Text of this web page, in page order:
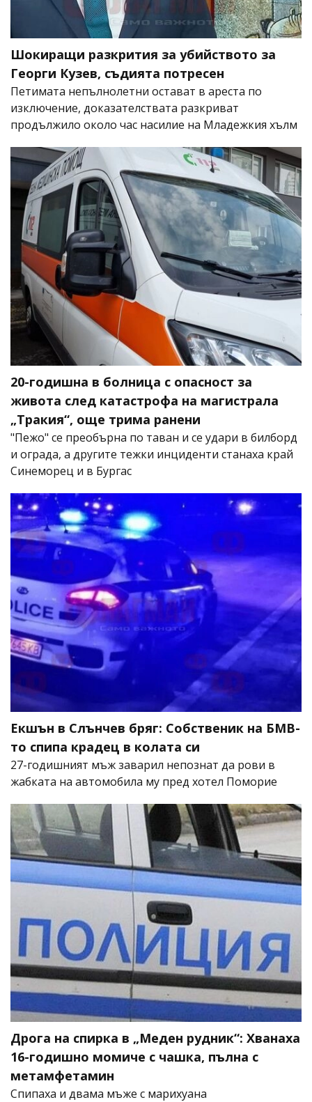
Шокиращи разкрития за убийството за
Георги Кузев, съдията потресен
Петимата непълнолетни остават в ареста по
изключение, доказателствата разкриват
продължило около час насилие на Младежкия хълм
20-годишна в болница с опасност за
живота след катастрофа на магистрала
„Тракия“, още трима ранени
"Пежо" се преобърна по таван и се удари в билборд
и ограда, а другите тежки инциденти станаха край
Синеморец и в Бургас
Екшън в Слънчев бряг: Собственик на БМВ-
то спипа крадец в колата си
27-годишният мъж заварил непознат да рови в
жабката на автомобила му пред хотел Поморие
Дрога на спирка в „Меден рудник“: Хванаха
16-годишно момиче с чашка, пълна с
метамфетамин
Спипаха и двама мъже с марихуана